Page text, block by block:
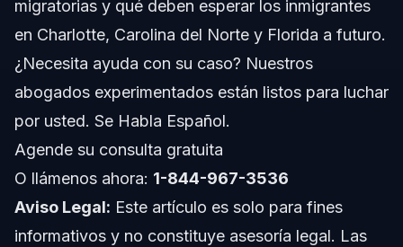
¿Cómo afecta la rotación de liderazgo a la aplicación de
la ley de inmigración?
¿Qué políticas agresivas implementó Banks durante su
mandato?
¿Cambiarán las prioridades de aplicación migratoria con
la renuncia de Banks?
¿Qué deben esperar los inmigrantes en Charlotte y
Florida tras este cambio de liderazgo?
¿Cuál es la diferencia entre la Patrulla Fronteriza y ICE?
¿Cómo se llamaba ICE antes de 2003?
migratorias y qué deben esperar los inmigrantes
en Charlotte, Carolina del Norte y Florida a futuro.
¿Necesita ayuda con su caso? Nuestros
abogados experimentados están listos para luchar
por usted. Se Habla Español.
Agende su consulta gratuita
O llámenos ahora: 1-844-967-3536
Aviso Legal: Este artículo es solo para fines
informativos y no constituye asesoría legal. Las